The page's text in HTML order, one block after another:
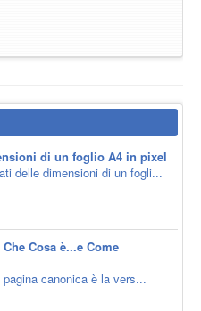
di un foglio A4 in pixel
delle dimensioni di un fogli...
Cosa è...e Come
canonica è la vers...